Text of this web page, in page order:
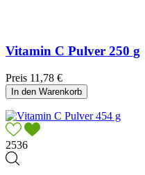
Vitamin C Pulver 250 g
Preis 11,78 €
In den Warenkorb
2536